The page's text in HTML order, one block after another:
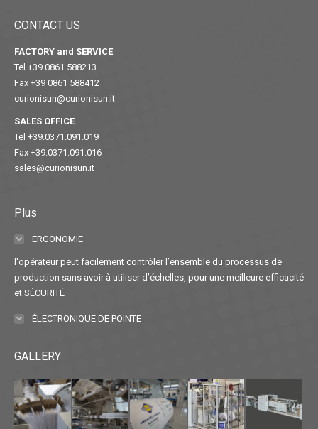
CONTACT US
FACTORY and SERVICE
Tel +39 0861 588213
Fax +39 0861 588412
curionisun@curionisun.it
SALES OFFICE
Tel +39.0371.091.019
Fax +39.0371.091.016
sales@curionisun.it
Plus
ERGONOMIE
l'opérateur peut facilement contrôler l’ensemble du processus de
production sans avoir à utiliser d’échelles, pour une meilleure efficacité
et SÉCURITÉ
ÉLECTRONIQUE DE POINTE
GALLERY